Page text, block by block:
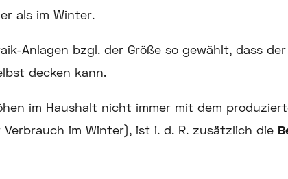
als im Winter.
Anlagen bzgl. der Größe so gewählt, dass
decken kann.
im Haushalt nicht immer mit dem
im Winter), ist i. d. R. zusätzlich die